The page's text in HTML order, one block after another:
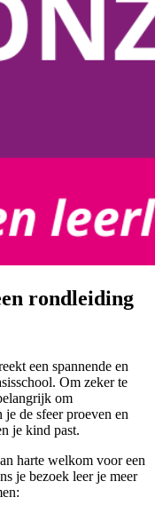
rondleiding
een spannende en
Om zeker te
om
de sfeer proeven en
je kind past.
harte welkom voor een
je bezoek leer je meer